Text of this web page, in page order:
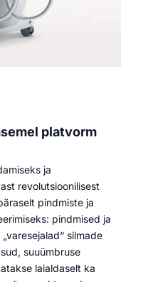
platvorm
ja
revolutsioonilisest
pindmiste ja
pindmised ja
silmade
suuümbruse
laialdaselt ka